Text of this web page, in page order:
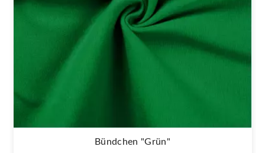
Bündchen "grün"